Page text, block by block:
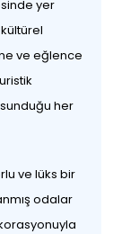
yer
ve eğlence
sunduğu her
ve lüks bir
odalar